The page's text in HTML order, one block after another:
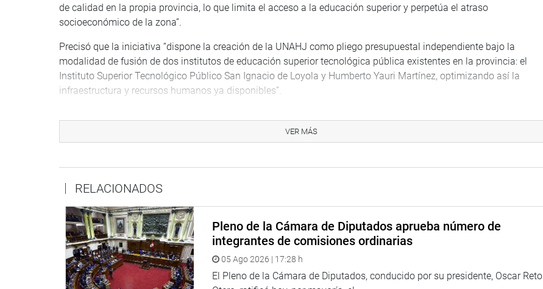
de calidad en la propia provincia, lo que limita el acceso a la educación superior y perpetúa el atraso
socioeconómico de la zona”.
Precisó que la iniciativa “dispone la creación de la UNAHJ como pliego presupuestal independiente bajo la
modalidad de fusión de dos institutos de educación superior tecnológica pública existentes en la provincia: el
Instituto Superior Tecnológico Público San Ignacio de Loyola y Humberto Yauri Martínez, optimizando así la
infraestructura y recursos humanos ya disponibles”.
VER MÁS
RELACIONADOS
Pleno de la Cámara de Diputados aprueba número de
integrantes de comisiones ordinarias
05 Ago 2026 | 17:28 h
El Pleno de la Cámara de Diputados, conducido por su presidente, Oscar Reto